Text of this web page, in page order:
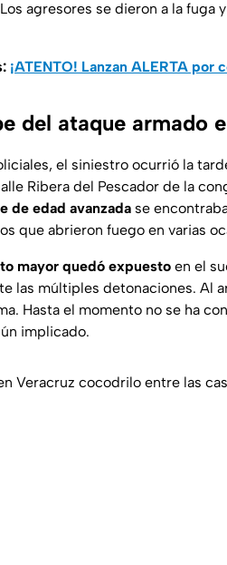
agresores se dieron a la
¡ATENTO! Lanzan ALERTA
del ataque armado
el siniestro ocurrió la
Ribera del Pescador de la
de edad avanzada se
que abrieron fuego en varias
mayor quedó expuesto en el
las múltiples detonaciones. Al
Hasta el momento no se ha
implicado.
Veracruz cocodrilo entre las